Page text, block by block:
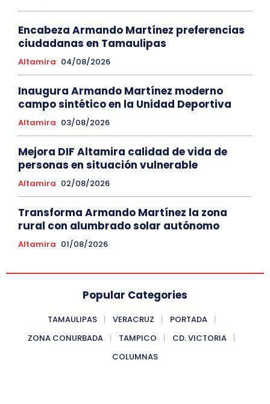
Encabeza Armando Martínez preferencias
ciudadanas en Tamaulipas
Altamira 04/08/2026
Inaugura Armando Martínez moderno
campo sintético en la Unidad Deportiva
Altamira 03/08/2026
Mejora DIF Altamira calidad de vida de
personas en situación vulnerable
Altamira 02/08/2026
Transforma Armando Martínez la zona
rural con alumbrado solar autónomo
Altamira 01/08/2026
Popular Categories
TAMAULIPAS VERACRUZ
PORTADA
ZONA CONURBADA
TAMPICO
CD. VICTORIA
COLUMNAS